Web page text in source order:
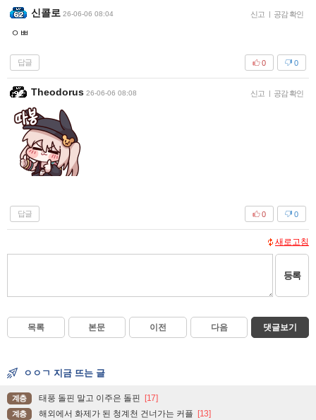
신콜로 26-06-06 08:04 신고 | 공감 확인
ㅇㅃ
답글 0
0
Theodorus 26-06-06 08:08 신고 | 공감 확인
답글 0
0
새로고침
등록
목록 본문 이전 다음 댓글보기
ㅇㅇㄱ 지금 뜨는 글
계층 태풍 돌핀 말고 이주은 돌핀 [17]
계층 해외에서 화제가 된 청계천 건너가는 커플 [13]